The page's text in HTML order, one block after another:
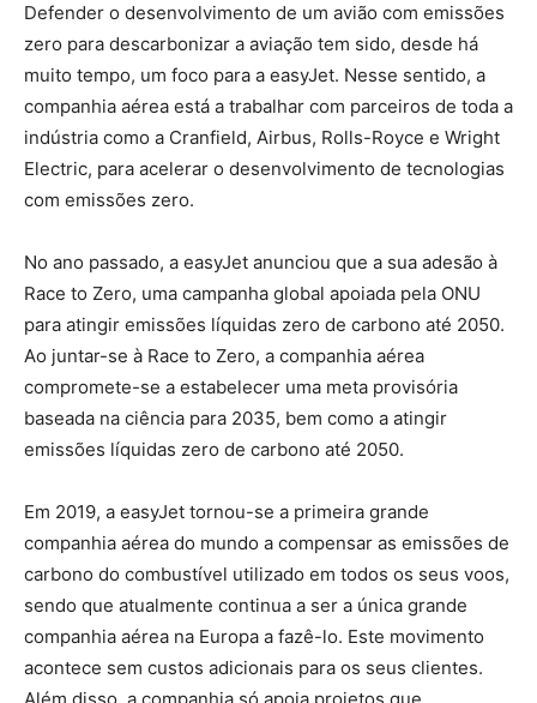
Defender o desenvolvimento de um avião com emissões
zero para descarbonizar a aviação tem sido, desde há
muito tempo, um foco para a easyJet. Nesse sentido, a
companhia aérea está a trabalhar com parceiros de toda a
indústria como a Cranfield, Airbus, Rolls-Royce e Wright
Electric, para acelerar o desenvolvimento de tecnologias
com emissões zero.
No ano passado, a easyJet anunciou que a sua adesão à
Race to Zero, uma campanha global apoiada pela ONU
para atingir emissões líquidas zero de carbono até 2050.
Ao juntar-se à Race to Zero, a companhia aérea
compromete-se a estabelecer uma meta provisória
baseada na ciência para 2035, bem como a atingir
emissões líquidas zero de carbono até 2050.
Em 2019, a easyJet tornou-se a primeira grande
companhia aérea do mundo a compensar as emissões de
carbono do combustível utilizado em todos os seus voos,
sendo que atualmente continua a ser a única grande
companhia aérea na Europa a fazê-lo. Este movimento
acontece sem custos adicionais para os seus clientes.